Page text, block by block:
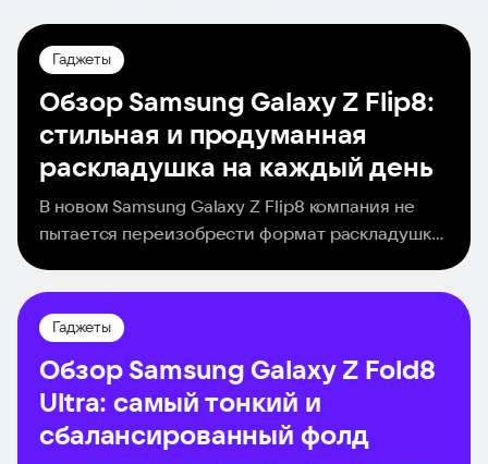
Гаджеты
Обзор Samsung Galaxy Z Flip8:
стильная и продуманная
раскладушка на каждый день
В новом Samsung Galaxy Z Flip8 компания не
пытается переизобрести формат раскладушки.
удачную формулу. Смартфон стал тоньше и
легче, сохранил эффектный дизайн и большой
функциональный внешний экран.
Гаджеты
Обзор Samsung Galaxy Z Fold8
Ultra: самый тонкий и
сбалансированный фолд